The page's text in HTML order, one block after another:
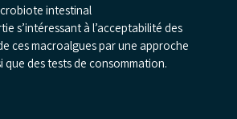
intestinal
s’intéressant à l’acceptabilité des
ces macroalgues par une approche
que des tests de consommation.